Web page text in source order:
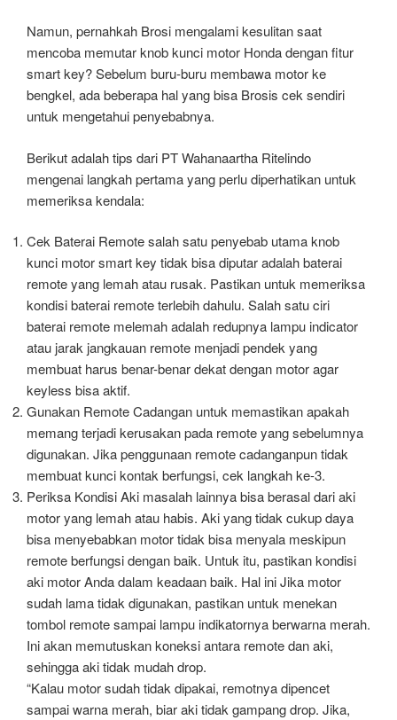
Namun, pernahkah Brosi mengalami kesulitan saat
mencoba memutar knob kunci motor Honda dengan fitur
smart key? Sebelum buru-buru membawa motor ke
bengkel, ada beberapa hal yang bisa Brosis cek sendiri
untuk mengetahui penyebabnya.
Berikut adalah tips dari PT Wahanaartha Ritelindo
mengenai langkah pertama yang perlu diperhatikan untuk
memeriksa kendala:
Cek Baterai Remote salah satu penyebab utama knob
kunci motor smart key tidak bisa diputar adalah baterai
remote yang lemah atau rusak. Pastikan untuk memeriksa
kondisi baterai remote terlebih dahulu. Salah satu ciri
baterai remote melemah adalah redupnya lampu indicator
atau jarak jangkauan remote menjadi pendek yang
membuat harus benar-benar dekat dengan motor agar
keyless bisa aktif.
Gunakan Remote Cadangan untuk memastikan apakah
memang terjadi kerusakan pada remote yang sebelumnya
digunakan. Jika penggunaan remote cadanganpun tidak
membuat kunci kontak berfungsi, cek langkah ke-3.
Periksa Kondisi Aki masalah lainnya bisa berasal dari aki
motor yang lemah atau habis. Aki yang tidak cukup daya
bisa menyebabkan motor tidak bisa menyala meskipun
remote berfungsi dengan baik. Untuk itu, pastikan kondisi
aki motor Anda dalam keadaan baik. Hal ini Jika motor
sudah lama tidak digunakan, pastikan untuk menekan
tombol remote sampai lampu indikatornya berwarna merah.
Ini akan memutuskan koneksi antara remote dan aki,
sehingga aki tidak mudah drop.
“Kalau motor sudah tidak dipakai, remotnya dipencet
sampai warna merah, biar aki tidak gampang drop. Jika,